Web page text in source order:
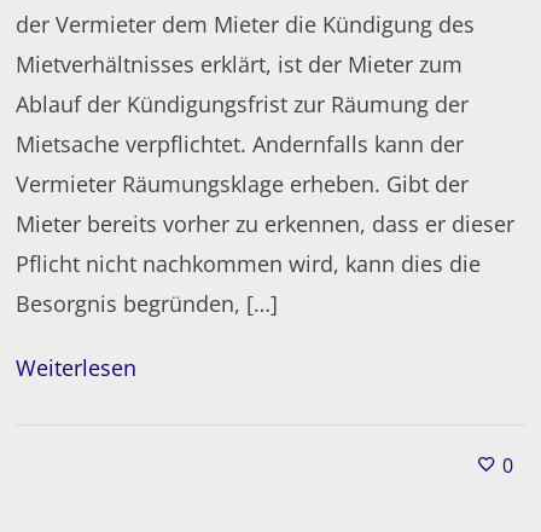
der Vermieter dem Mieter die Kündigung des
Mietverhältnisses erklärt, ist der Mieter zum
Ablauf der Kündigungsfrist zur Räumung der
Mietsache verpflichtet. Andernfalls kann der
Vermieter Räumungsklage erheben. Gibt der
Mieter bereits vorher zu erkennen, dass er dieser
Pflicht nicht nachkommen wird, kann dies die
Besorgnis begründen, […]
Weiterlesen
0